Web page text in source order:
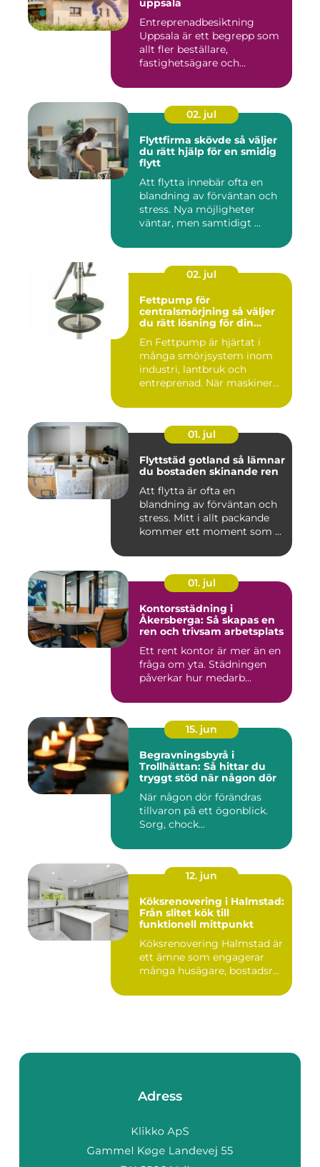
uppsala
Entreprenadbesiktning
Uppsala är ett begrepp som
allt fler beställare,
fastighetsägare och
02. jul
Flyttfirma skövde så väljer
du rätt hjälp för en smidig
flytt
Att flytta innebär ofta en
blandning av förväntan och
stress. Nya möjligheter
väntar, men samtidigt ...
02. jul
Fettpump för
centralsmörjning så väljer
du rätt lösning för din
En Fettpump är hjärtat i
många smörjsystem inom
industri, lantbruk och
entreprenad. När maskiner
01. jul
Flyttstäd gotland så lämnar
du bostaden skinande ren
Att flytta är ofta en
blandning av förväntan och
stress. Mitt i allt packande
kommer ett moment som ...
01. jul
Kontorsstädning i
Åkersberga: Så skapas en
ren och trivsam arbetsplats
Ett rent kontor är mer än en
fråga om yta. Städningen
påverkar hur medarb...
15. jun
Begravningsbyrå i
Trollhättan: Så hittar du
tryggt stöd när någon dör
När någon dör förändras
tillvaron på ett ögonblick.
Sorg, chock...
12. jun
Köksrenovering i Halmstad:
Från slitet kök till
funktionell mittpunkt
Köksrenovering Halmstad är
ett ämne som engagerar
många husägare, bostadsr...
Adress